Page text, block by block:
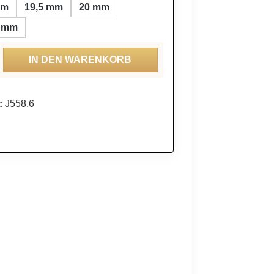
19,5 mm 20 mm
Gib den gewünschten Wert ein
IN DEN WARENKORB
J558.6